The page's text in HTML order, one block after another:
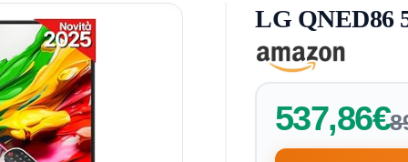
LG QNED86
537,86€